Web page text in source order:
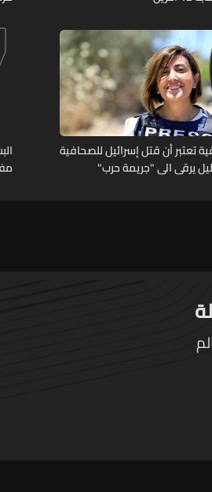
تعتبر أن قتل إسرائيل للصحافية
يرقى الى "جريمة حرب"